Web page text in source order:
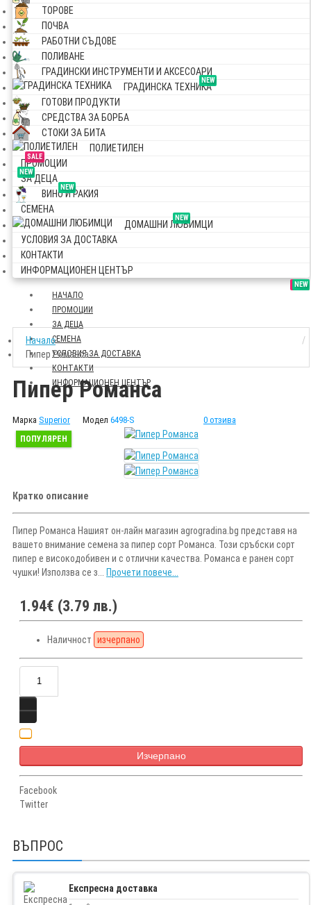
ТОРОВЕ
ПОЧВА
РАБОТНИ СЪДОВЕ
ПОЛИВАНЕ
ГРАДИНСКИ ИНСТРУМЕНТИ И АКСЕСОАРИ
NEW
ГРАДИНСКА ТЕХНИКА
ГОТОВИ ПРОДУКТИ
СРЕДСТВА ЗА БОРБА
СТОКИ ЗА БИТА
ПОЛИЕТИЛЕН
SALE
ПРОМОЦИИ
NEW
ЗА ДЕЦА
NEW
ВИНО И РАКИЯ
СЕМЕНА
NEW
ДОМАШНИ ЛЮБИМЦИ
УСЛОВИЯ ЗА ДОСТАВКА
КОНТАКТИ
ИНФОРМАЦИОНЕН ЦЕНТЪР
НАЧАЛО
SALE
ПРОМОЦИИ
NEW
ЗА ДЕЦА
СЕМЕНА
УСЛОВИЯ ЗА ДОСТАВКА
КОНТАКТИ
ИНФОРМАЦИОНЕН ЦЕНТЪР
Начало
Пипер Романса
Пипер Романса
Марка Superior Модел 6498-S 0 отзива
ПОПУЛЯРЕН
Кратко описание
Пипер Романса Нашият он-лайн магазин agrogradina.bg представя на
вашето внимание семена за пипер сорт Романса. Този сръбски сорт
пипер е високодобивен и с отлични качества. Романса е ранен сорт
чушки! Използва се з... Прочети повече...
1.94€ (3.79 лв.)
Наличност изчерпано
Изчерпано
Facebook
Twitter
ВЪПРОС
Експресна доставка